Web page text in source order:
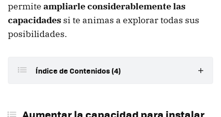
permite ampliarle considerablemente las
capacidades si te animas a explorar todas sus
posibilidades.
Índice de Contenidos (4)